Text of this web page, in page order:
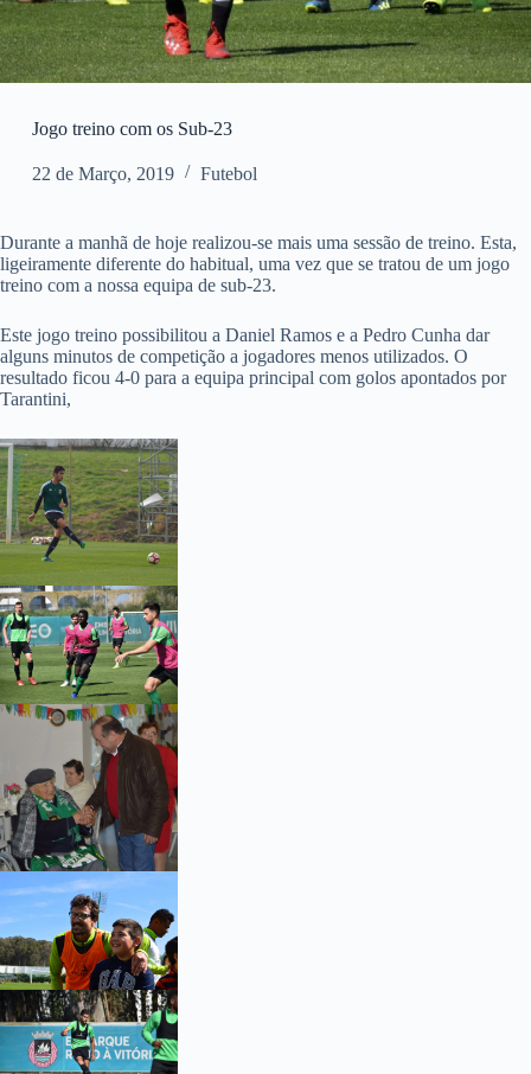
Jogo treino com os Sub-23
22 de Março, 2019 Futebol
Durante a manhã de hoje realizou-se mais uma sessão de treino. Esta,
ligeiramente diferente do habitual, uma vez que se tratou de um jogo
treino com a nossa equipa de sub-23.
Este jogo treino possibilitou a Daniel Ramos e a Pedro Cunha dar
alguns minutos de competição a jogadores menos utilizados. O
resultado ficou 4-0 para a equipa principal com golos apontados por
Tarantini,